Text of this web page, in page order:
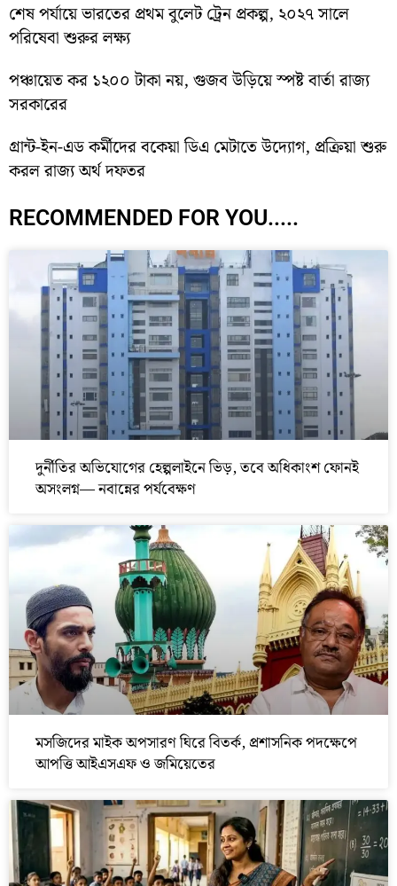
শেষ পর্যায়ে ভারতের প্রথম বুলেট ট্রেন প্রকল্প, ২০২৭ সালে
পরিষেবা শুরুর লক্ষ্য
পঞ্চায়েত কর ১২০০ টাকা নয়, গুজব উড়িয়ে স্পষ্ট বার্তা রাজ্য
সরকারের
গ্রান্ট-ইন-এড কর্মীদের বকেয়া ডিএ মেটাতে উদ্যোগ, প্রক্রিয়া শুরু
করল রাজ্য অর্থ দফতর
RECOMMENDED FOR YOU.....
দুর্নীতির অভিযোগের হেল্পলাইনে ভিড়, তবে অধিকাংশ ফোনই
অসংলগ্ন— নবান্নের পর্যবেক্ষণ
মসজিদের মাইক অপসারণ ঘিরে বিতর্ক, প্রশাসনিক পদক্ষেপে
আপত্তি আইএসএফ ও জমিয়েতের